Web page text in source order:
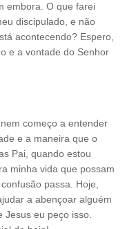
embora. O que farei
discipulado, e não
acontecendo? Espero,
e a vontade do Senhor
começo a entender
e a maneira que o
Pai, quando estou
minha vida que possam
passa. Hoje,
a abençoar alguém
eu peço isso.